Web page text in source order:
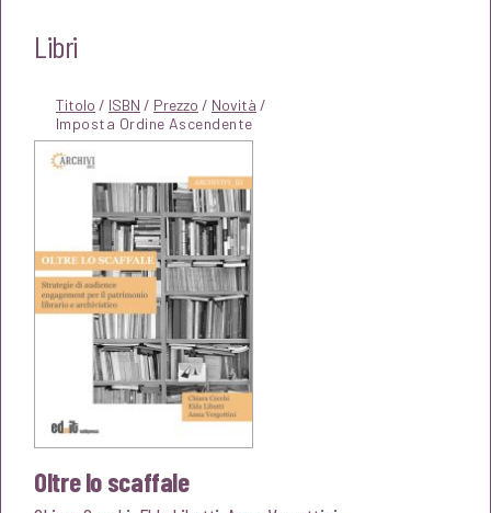
Libri
Titolo / ISBN / Prezzo / Novità /
Oltre lo scaffale